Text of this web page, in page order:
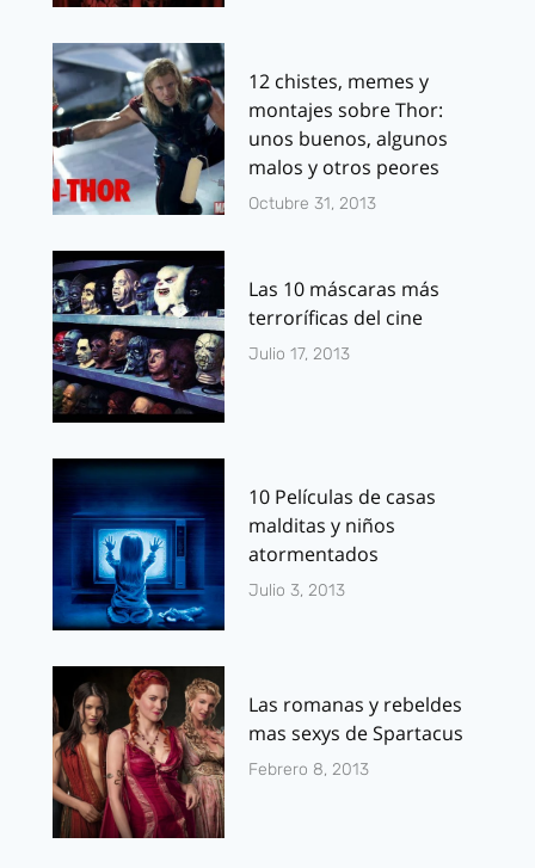
12 chistes, memes y
montajes sobre Thor:
unos buenos, algunos
malos y otros peores
Octubre 31, 2013
Las 10 máscaras más
terroríficas del cine
Julio 17, 2013
10 Películas de casas
malditas y niños
atormentados
Julio 3, 2013
Las romanas y rebeldes
mas sexys de Spartacus
Febrero 8, 2013